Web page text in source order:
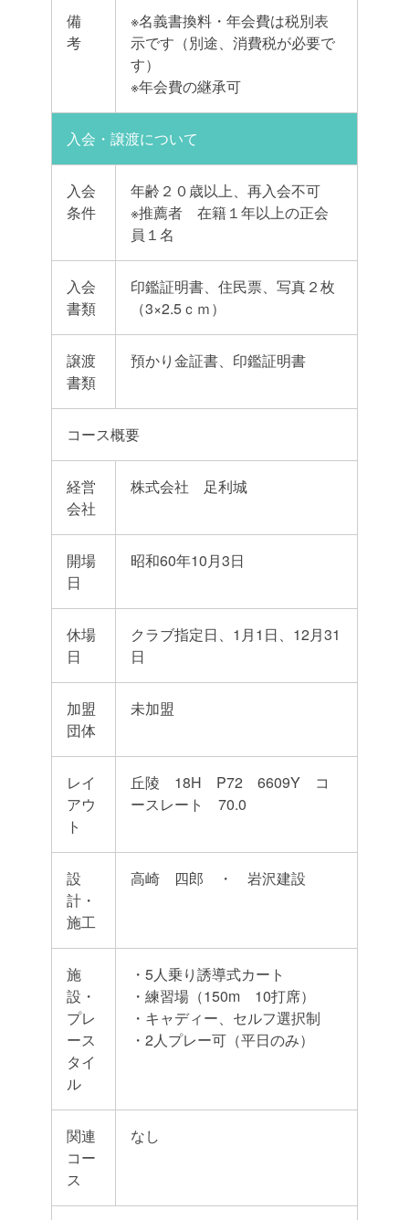
備
考
※名義書換料・年会費は税別表
示です（別途、消費税が必要で
す）
※年会費の継承可
入会・譲渡について
入会
条件
年齢２０歳以上、再入会不可
※推薦者 在籍１年以上の正会
員１名
入会
書類
印鑑証明書、住民票、写真２枚
（3×2.5ｃｍ）
譲渡
書類
預かり金証書、印鑑証明書
コース概要
経営
会社
株式会社 足利城
開場
日
昭和60年10月3日
休場
日
クラブ指定日、1月1日、12月31
日
加盟
団体
未加盟
レイ
アウ
ト
丘陵 18H P72 6609Y コ
ースレート 70.0
設
計・
施工
高崎 四郎 ・ 岩沢建設
施
設・
プレ
ース
タイ
ル
・5人乗り誘導式カート
・練習場（150m 10打席）
・キャディー、セルフ選択制
・2人プレー可（平日のみ）
関連
コー
ス
なし